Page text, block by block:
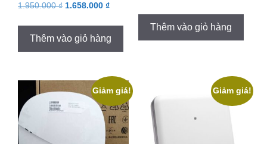
1.950.000₫ Original
1.950.000 ₫.
1.658.000 ₫Current
1.658.000 ₫.
Thêm vào giỏ hàng
1.690.000 ₫.
Thêm vào giỏ hàng
Giảm giá! Giảm giá!